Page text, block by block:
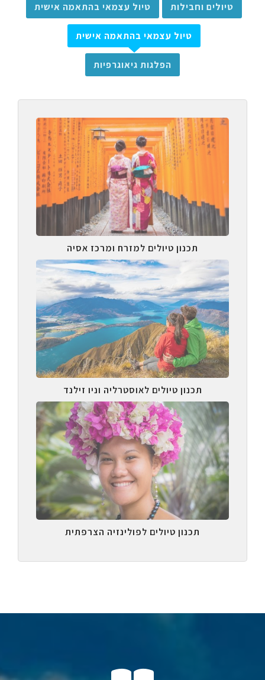
טיולים וחבילות טיול עצמאי בהתאמה אישית
טיול עצמאי בהתאמה אישית
הפלגות גיאוגרפיות
תכנון טיולים למזרח ומרכז אסיה
תכנון טיולים לאוסטרליה וניו זילנד
תכנון טיולים לפולינזיה הצרפתית